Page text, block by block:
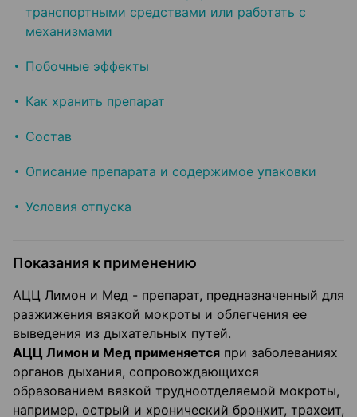
транспортными средствами или работать с
механизмами
Побочные эффекты
Как хранить препарат
Состав
Описание препарата и содержимое упаковки
Условия отпуска
Показания к применению
АЦЦ Лимон и Мед - препарат, предназначенный для
разжижения вязкой мокроты и облегчения ее
выведения из дыхательных путей.
АЦЦ Лимон и Мед применяется при заболеваниях
органов дыхания, сопровождающихся
образованием вязкой трудноотделяемой мокроты,
например, острый и хронический бронхит, трахеит,